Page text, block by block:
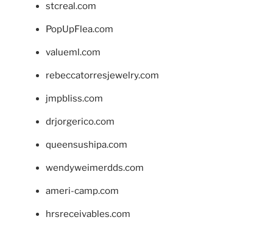
stcreal.com
PopUpFlea.com
valueml.com
rebeccatorresjewelry.com
jmpbliss.com
drjorgerico.com
queensushipa.com
wendyweimerdds.com
ameri-camp.com
hrsreceivables.com